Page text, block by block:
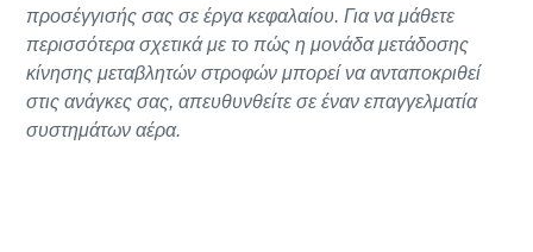
προσέγγισής σας σε έργα κεφαλαίου. Για να μάθετε
περισσότερα σχετικά με το πώς η μονάδα μετάδοσης
κίνησης μεταβλητών στροφών μπορεί να ανταποκριθεί
στις ανάγκες σας, απευθυνθείτε σε έναν επαγγελματία
συστημάτων αέρα.